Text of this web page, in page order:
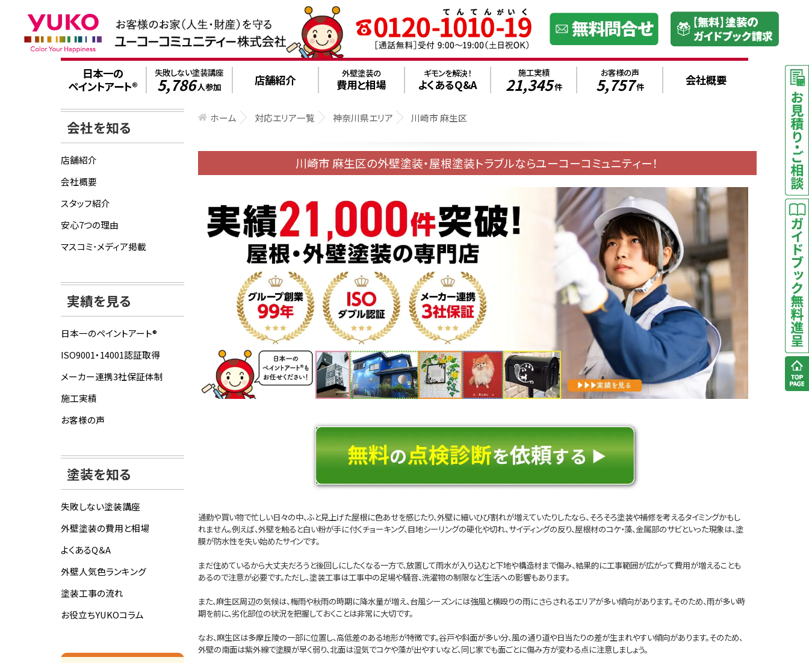
日本一の
ペイントアート®
失敗しない塗装講座
5,786人参加 店舗紹介 外壁塗装の
費用と相場
ギモンを解決！
よくあるQ&A
施工実績
21,345件
お客様の声
5,757件 会社概要
ホーム 対応エリア一覧 神奈川県エリア 川崎市 麻生区
川崎市 麻生区の外壁塗装・屋根塗装トラブルならユーコーコミュニティー！
通勤や買い物で忙しい日々の中、ふと見上げた屋根に色あせを感じたり、外壁に細いひび割れが増えていたりしたなら、そろそろ塗装や補修を考えるタイミングかもし
れません。例えば、外壁を触ると白い粉が手に付くチョーキング、目地シーリングの硬化や切れ、サイディングの反り、屋根材のコケ・藻、金属部のサビといった現象は、塗
膜が防水性を失い始めたサインです。
まだ住めているから大丈夫だろうと後回しにしたくなる一方で、放置して雨水が入り込むと下地や構造材まで傷み、結果的に工事範囲が広がって費用が増えることも
あるので注意が必要です。ただし、塗装工事は工事中の足場や騒音、洗濯物の制限など生活への影響もあります。
また、麻生区周辺の気候は、梅雨や秋雨の時期に降水量が増え、台風シーズンには強風と横殴りの雨にさらされるエリアが多い傾向があります。そのため、雨が多い時
期を前に、劣化部位の状況を把握しておくことは非常に大切です。
なお、麻生区は多摩丘陵の一部に位置し、高低差のある地形が特徴です。谷戸や斜面が多い分、風の通り道や日当たりの差が生まれやすい傾向があります。そのため、
外壁の南面は紫外線で塗膜が早く弱り、北面は湿気でコケや藻が出やすいなど、同じ家でも面ごとに傷み方が変わる点に注意しましょう。
会社を知る
店舗紹介
会社概要
スタッフ紹介
安心7つの理由
マスコミ･メディア掲載
実績を見る
日本一のペイントアート®
ISO9001・14001認証取得
メーカー連携3社保証体制
施工実績
お客様の声
塗装を知る
失敗しない塗装講座
外壁塗装の費用と相場
よくあるQ＆A
外壁人気色ランキング
塗装工事の流れ
お役立ちYUKOコラム